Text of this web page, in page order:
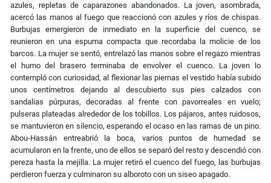
azules, repletas de caparazones abandonados. La joven, asombrada,
acercó las manos al fuego que reaccionó con azules y ríos de chispas.
Burbujas emergieron de inmediato en la superficie del cuenco, se
reunieron en una espuma compacta que recordaba la molicie de los
barcos. La mujer se sentó, entrelazó las manos sobre el regazo mientras
el humo del brasero terminaba de envolver el cuenco. La joven lo
contempló con curiosidad, al flexionar las piernas el vestido había subido
unos centímetros dejando al descubierto sus pies calzados con
sandalias púrpuras, decoradas al frente con pavorreales en vuelo;
pulseras plateadas alrededor de los tobillos. Los pájaros, antes ruidosos,
se mantuvieron en silencio, esperando el ocaso en las ramas de un pino.
Abou-Hassán entreabrió la boca, varios puntos de humedad se
acumularon en la frente, uno de ellos se separó del resto y descendió con
pereza hasta la mejilla. La mujer retiró el cuenco del fuego, las burbujas
perdieron fuerza y culminaron su alboroto con un siseo apagado.